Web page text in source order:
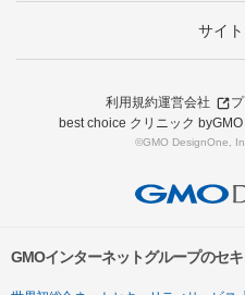
サイ
利用規約運営会社
best choice クリニック byGMO
©GMO DesignOne,
GMOインターネットグループのセ